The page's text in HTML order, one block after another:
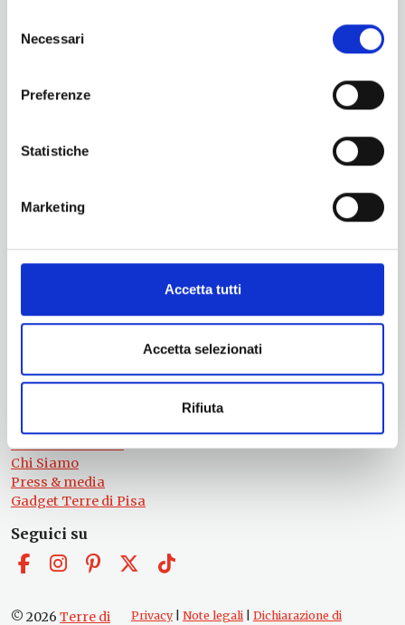
delNecessari
Preferenze
Statistiche
Marketing
Accetta tutti
Accetta selezionati
Rifiuta
di Pisa?
Iscriviti alla nostra newsletter! Subito una sorpresa per te!
Iscriviti alla nostra Newsletter!
turismo@tno.camcom.it
#lemieTerrediPisa
Eventi
Prodotti e Servizi
Chi Siamo
Press & media
Gadget Terre di Pisa
Seguici su
© 2026 Terre di Privacy| Note legali| Dichiarazione di